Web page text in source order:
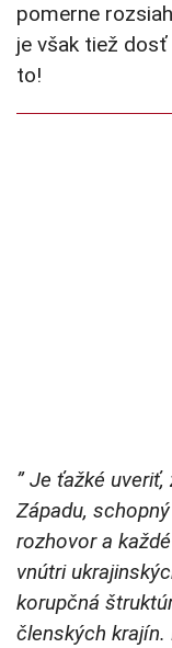
pomerne
je však tiež
to!
” Je ťažké
Západu,
rozhovor a
vnútri
korupčná
členských